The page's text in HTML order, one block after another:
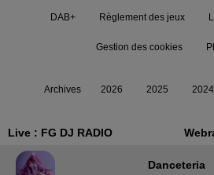
Live : FG DJ RADIO
Danceteria
DAB+ Règlement des jeux
Gestion des cookies
Archives 2026 2025 2024